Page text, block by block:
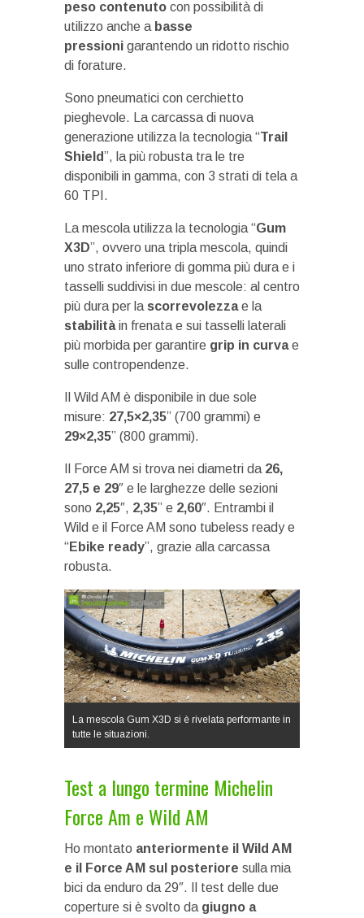
peso contenuto con possibilità di
utilizzo anche a basse
pressioni garantendo un ridotto rischio
di forature.
Sono pneumatici con cerchietto
pieghevole. La carcassa di nuova
generazione utilizza la tecnologia “Trail
Shield”, la più robusta tra le tre
disponibili in gamma, con 3 strati di tela a
60 TPI.
La mescola utilizza la tecnologia “Gum
X3D”, ovvero una tripla mescola, quindi
uno strato inferiore di gomma più dura e i
tasselli suddivisi in due mescole: al centro
più dura per la scorrevolezzae la
stabilitàin frenata e sui tasselli laterali
più morbida per garantire grip in curvae
sulle contropendenze.
Il Wild AM è disponibile in due sole
misure: 27,5×2,35” (700 grammi) e
29×2,35” (800 grammi).
Il Force AM si trova nei diametri da 26,
27,5 e 29″ e le larghezze delle sezioni
sono 2,25″, 2,35” e 2,60″. Entrambi il
Wild e il Force AM sono tubeless ready e
“Ebike ready”, grazie alla carcassa
robusta.
La mescola Gum X3D si è rivelata performante in
tutte le situazioni.
Test a lungo termine Michelin
Force Am e Wild AM
Ho montato anteriormente il Wild AM
e il Force AM sul posteriore sulla mia
bici da enduro da 29″. Il test delle due
coperture si è svolto da giugno a